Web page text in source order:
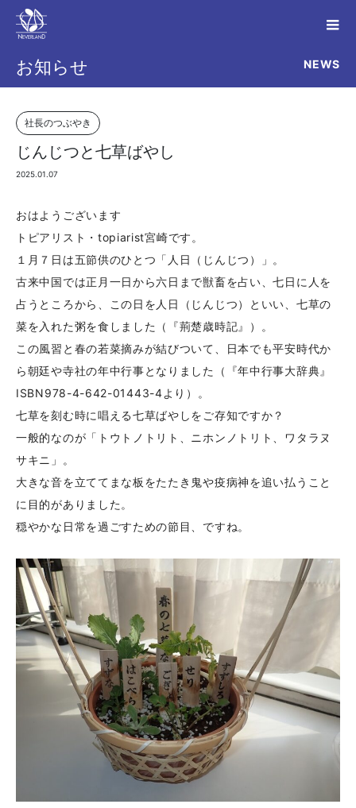
お知らせ NEWS
社長のつぶやき
じんじつと七草ばやし
2025.01.07
おはようございます
トピアリスト・topiarist宮崎です。
１月７日は五節供のひとつ「人日（じんじつ）」。
古来中国では正月一日から六日まで獣畜を占い、七日に人を
占うところから、この日を人日（じんじつ）といい、七草の
菜を入れた粥を食しました（『荊楚歳時記』）。
この風習と春の若菜摘みが結びついて、日本でも平安時代か
ら朝廷や寺社の年中行事となりました（『年中行事大辞典』
ISBN978-4-642-01443-4より）。
七草を刻む時に唱える七草ばやしをご存知ですか？
一般的なのが「トウトノトリト、ニホンノトリト、ワタラヌ
サキニ」。
大きな音を立ててまな板をたたき鬼や疫病神を追い払うこと
に目的がありました。
穏やかな日常を過ごすための節目、ですね。